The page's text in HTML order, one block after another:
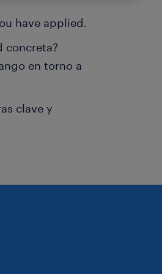
have applied.
concreta?
en torno a
clave y